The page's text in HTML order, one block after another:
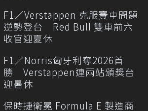
F1／Verstappen 克服賽車問題
逆勢登台 Red Bull 雙車前六
收官迎夏休
F1／Norris匈牙利奪2026首
勝 Verstappen連兩站頒獎台
迎暑休
保時捷衛冕 Formula E 製造商